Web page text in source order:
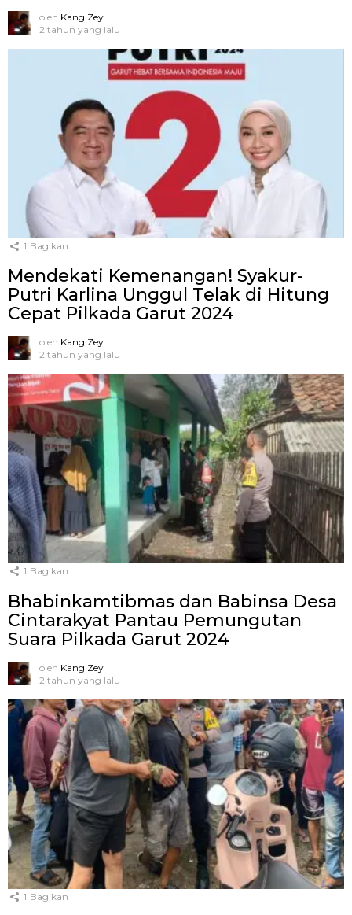
oleh Kang Zey
2 tahun yang lalu
1 Bagikan
Mendekati Kemenangan! Syakur-
Putri Karlina Unggul Telak di Hitung
Cepat Pilkada Garut 2024
oleh Kang Zey
2 tahun yang lalu
1 Bagikan
Bhabinkamtibmas dan Babinsa Desa
Cintarakyat Pantau Pemungutan
Suara Pilkada Garut 2024
oleh Kang Zey
2 tahun yang lalu
1 Bagikan